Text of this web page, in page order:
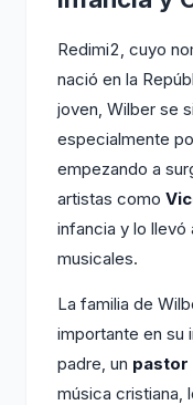
Redimi2, cuyo
nació en la
joven, Wilber se
especialmente
empezando a
artistas como
infancia y lo
musicales.
La familia de
importante en su
padre, un pastor
música cristiana,